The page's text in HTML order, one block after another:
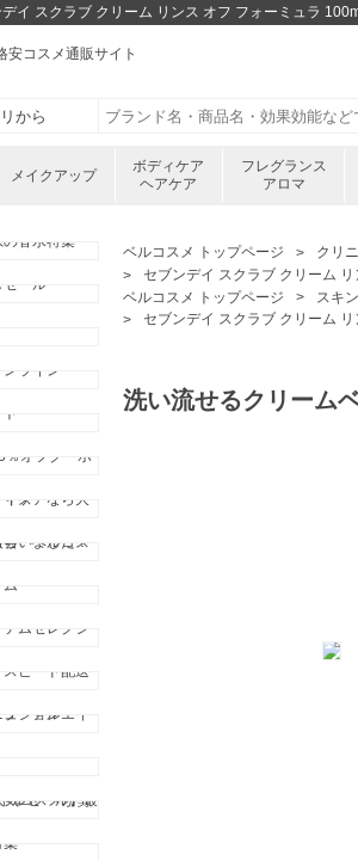
イ スクラブ クリーム リンス オフ フォーミュラ
安コスメ通販サイト
メイクアップ
ボディケア
ヘアケア
フレグランス
アロマ
ベルコスメ トップページ
クリ
セブンデイ スクラブ クリーム
ベルコスメ トップページ
スキ
セブンデイ スクラブ クリーム
洗い流せるクリーム